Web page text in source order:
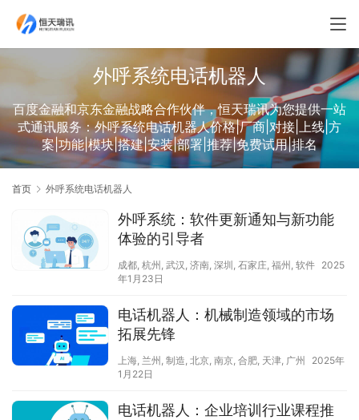
外呼系统电话机器人
百度金融和京东金融战略合作伙伴，恒天瑞讯为您提供一站
式通讯服务：外呼系统电话机器人价格|厂商|对接|上线|方
案|功能|模块|搭建|安装|部署|推荐|免费试用|排名
首页 外呼系统电话机器人
外呼系统：软件更新通知与新功能
体验的引导者
成都, 杭州 , 武汉 , 济南, 深圳 , 石家庄, 福州 , 软件 2025
年1月23日
电话机器人：机械制造领域的市场
拓展先锋
上海, 兰州 , 制造, 北京, 南京, 合肥, 天津, 广州
2025年
1月22日
电话机器人：企业培训行业课程推